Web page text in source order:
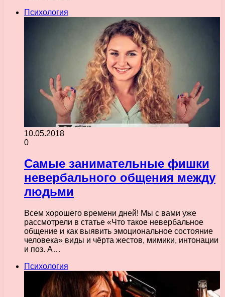
Психология
10.05.2018
0
Самые занимательные фишки
невербального общения между
людьми
Всем хорошего времени дней! Мы с вами уже
рассмотрели в статье «Что такое невербальное
общение и как выявить эмоциональное состояние
человека» виды и чёрта жестов, мимики, интонации
и поз. А…
Психология